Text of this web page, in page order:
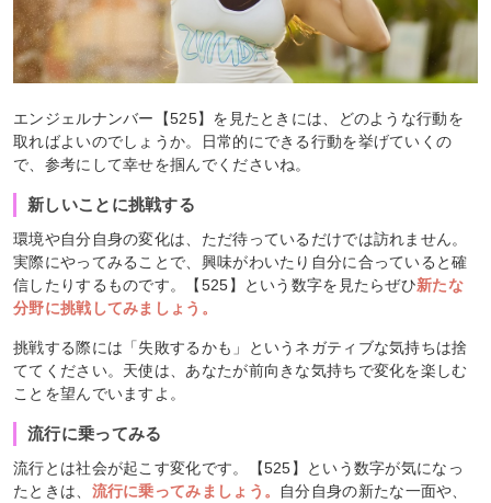
エンジェルナンバー【525】を見たときには、どのような行動を
取ればよいのでしょうか。日常的にできる行動を挙げていくの
で、参考にして幸せを掴んでくださいね。
新しいことに挑戦する
環境や自分自身の変化は、ただ待っているだけでは訪れません。
実際にやってみることで、興味がわいたり自分に合っていると確
信したりするものです。【525】という数字を見たらぜひ新たな
分野に挑戦してみましょう。
挑戦する際には「失敗するかも」というネガティブな気持ちは捨
ててください。天使は、あなたが前向きな気持ちで変化を楽しむ
ことを望んでいますよ。
流行に乗ってみる
流行とは社会が起こす変化です。【525】という数字が気になっ
たときは、 流行に乗ってみましょう。
自分自身の新たな一面や、